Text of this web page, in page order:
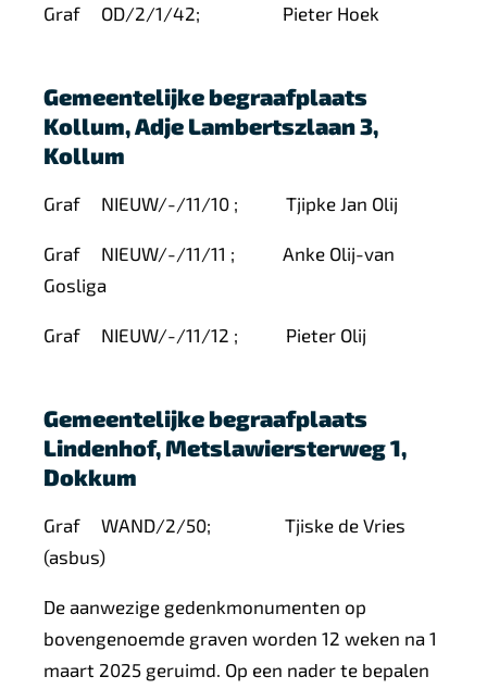
Graf OD/2/1/42; Pieter Hoek
Gemeentelijke begraafplaats
Kollum, Adje Lambertszlaan 3,
Kollum
Graf NIEUW/-/11/10 ; Tjipke Jan Olij
Graf NIEUW/-/11/11 ;
Anke Olij-van
Gosliga
Graf NIEUW/-/11/12 ; Pieter Olij
Gemeentelijke begraafplaats
Lindenhof, Metslawiersterweg 1,
Dokkum
Graf WAND/2/50;
Tjiske de Vries
(asbus)
De aanwezige gedenkmonumenten op
bovengenoemde graven worden 12 weken na 1
maart 2025 geruimd. Op een nader te bepalen